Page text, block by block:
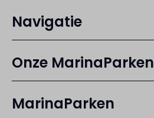
Navigatie
Onze MarinaParken
MarinaParken